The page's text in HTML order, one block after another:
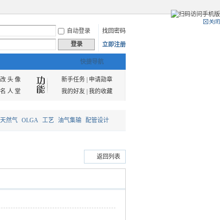
自动登录
找回密码
登录 立即注册
快捷导航
改 头 像 新手任务|
申请勋章
名 人 堂 我的好友| 我的收藏
然气 OLGA 工艺 油气集输 配管设计
返回列表